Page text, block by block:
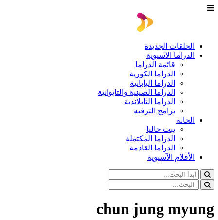
الحلقات الجديدة
الدراما الآسيوية
قائمة الدراما
الدراما الكورية
الدراما اليابانية
الدراما الصينية والتايوانية
الدراما التايلاندية
برامج الترفيه
الحالة
يبث حاليا
الدراما المكتملة
الدراما القادمة
الأفلام الآسيوية
chun jung myung